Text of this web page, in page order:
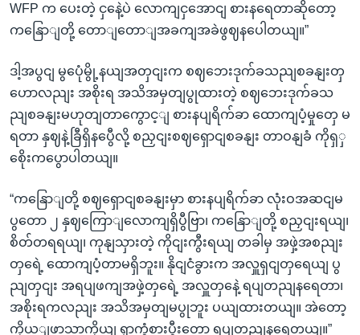
WFP က ပေးတဲ့ ငှနေဲ့ပဲ လောကျငှအောငျ စားနရေတာဆိုတော့
ကနြောျတို့ တောျတောျအခကျအခဲဖွဈနပေါတယျ။”
ဒါ့အပွငျ မွပေုံမွို့နယျအတှငျးက စဈဘေးဒုက်ခသညျစခနျးတှ
ဟောလညျး အစိုးရ အသိအမှတျပွုထားတဲ့ စဈဘေးဒုက်ခသ
ညျစခနျးမဟုတျတာကွောင့ျ စားနပျရိက်ခာ ထောကျပံ့မှုတှေ မ
ရတာ နှဈနဲ့ခြီရှိနပွေီလို့ စညှငျးစဈရှောငျစခနျး တာဝနျခံ ကိုရှှ
စေိုးကပွောပါတယျ။
“ကနြောျတို့ စဈရှောငျစခနျးမှာ စားနပျရိက်ခာ လုံးဝအဆငျမ
ပွတော ၂ နှဈကြောျလောကျရှိပွီဗြာ၊ ကနြောျတို့ စညှငျးရယျ၊
စိတ်တရရယျ၊ ကုနျသှားတဲ့ ကိုငျးကွီးရယျ တခါမှ အဖှဲ့အစညျး
တှရေဲ့ ထောကျပံ့တာမရှိဘူး။ နိုငျငံခွားက အလှူရှငျတှရေယျ ပွ
ညျတှငျး အရပျဖကျအဖှဲ့တှရေဲ့ အလှူတှနေဲ့ ရပျတညျနရေတာ၊
အစိုးရကလညျး အသိအမှတျမပွုဘူး ပယျထားတယျ။ အဲတော့
ကိုယ့ျဖာသာကိုယျ ရှာကွံစားပွီးတော့ ရပျတညျနရေတယျ။”